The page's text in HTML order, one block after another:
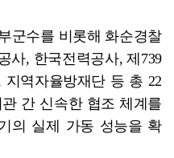
군수를 비롯해 화순경찰
사, 한국전력공사, 제739
역자율방재단 등 총 22
간 신속한 협조 체계를
의 실제 가동 성능을 확